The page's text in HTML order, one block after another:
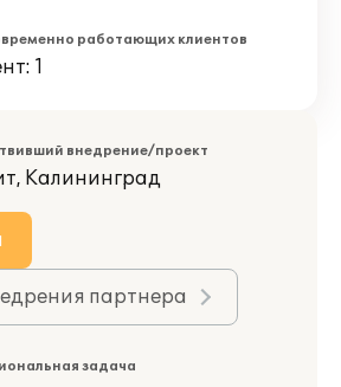
работающих клиентов
1
внедрение/проект
Калининград
партнера
задача